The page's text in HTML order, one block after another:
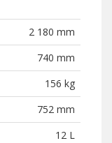
2 180 mm
740 mm
156 kg
752 mm
12 L